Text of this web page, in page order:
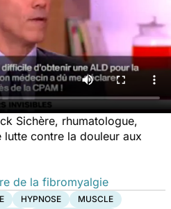
Sichère, rhumatologue,
contre la douleur aux
de la fibromyalgie
HYPNOSE
MUSCLE